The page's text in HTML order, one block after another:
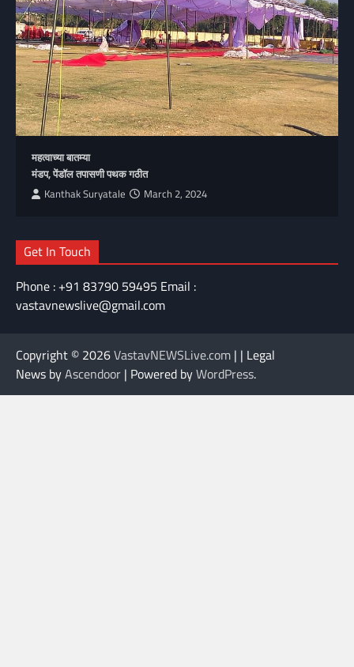
महत्वाच्या बातम्या
मंडप, पेंडॉल तपासणी पथक गठीत
Kanthak Suryatale March 2, 2024
Get In Touch
Phone : +91 83790 59495 Email :
vastavnewslive@gmail.com
Copyright © 2026VastavNEWSLive.com | | Legal
News byAscendoor | Powered byWordPress.